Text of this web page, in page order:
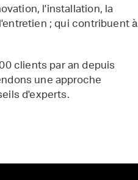
l'installation, la
; qui contribuent à
clients par an depuis
une approche
d'experts.